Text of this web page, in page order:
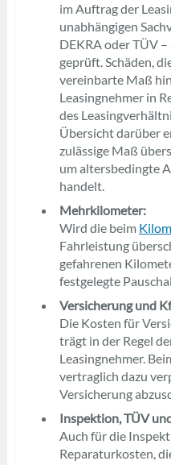
im Auftrag der
unabhängigen
DEKRA oder TÜV
geprüft. Schäden,
vereinbarte Maß
Leasingnehmer in
des
Übersicht darüber
zulässige Maß
um altersbedingte
handelt.
Mehrkilometer:
Wird die beim
Fahrleistung
gefahrenen
festgelegte
Versicherung und
Die Kosten für
trägt in der Regel
Leasingnehmer.
vertraglich dazu
Versicherung
Inspektion, TÜV
Auch für die
Reparaturkosten,